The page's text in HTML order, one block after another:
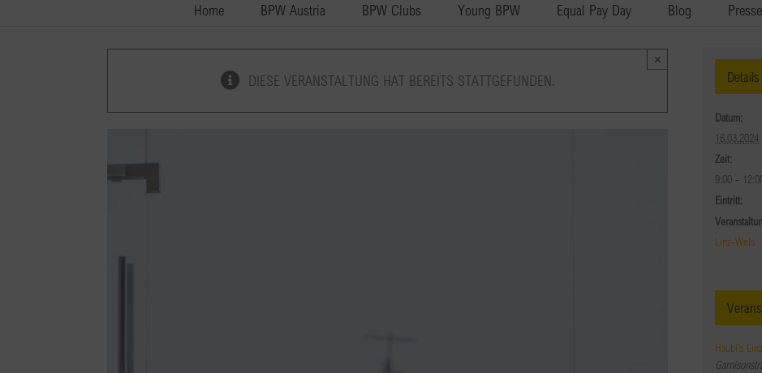
Home BPW Austria BPW Clubs Young BPW Equal Pay Day Blog Presse
DIESE VERANSTALTUNG HAT BEREITS STATTGEFUNDEN.
×
Details
Datum:
16.03.2024
Zeit:
9:00 -
Eintritt:
Linz-Wels
Haubi’s Linz